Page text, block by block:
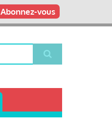
Abonnez-vous